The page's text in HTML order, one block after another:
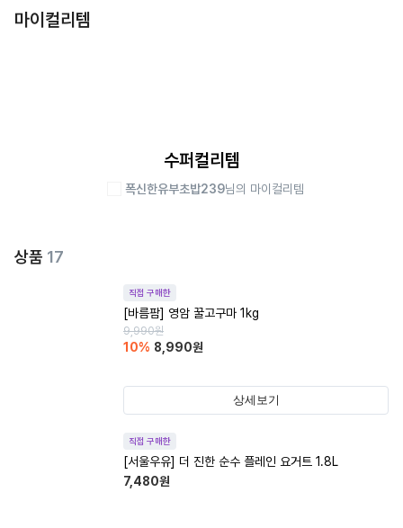
마이컬리템
수퍼컬리템
폭신한유부초밥239님의 마이컬리템
상품 17
직접 구매한
[바름팜] 영암 꿀고구마 1kg
9,990원
10% 8,990원
상세보기
직접 구매한
[서울우유] 더 진한 순수 플레인 요거트 1.8L
7,480원